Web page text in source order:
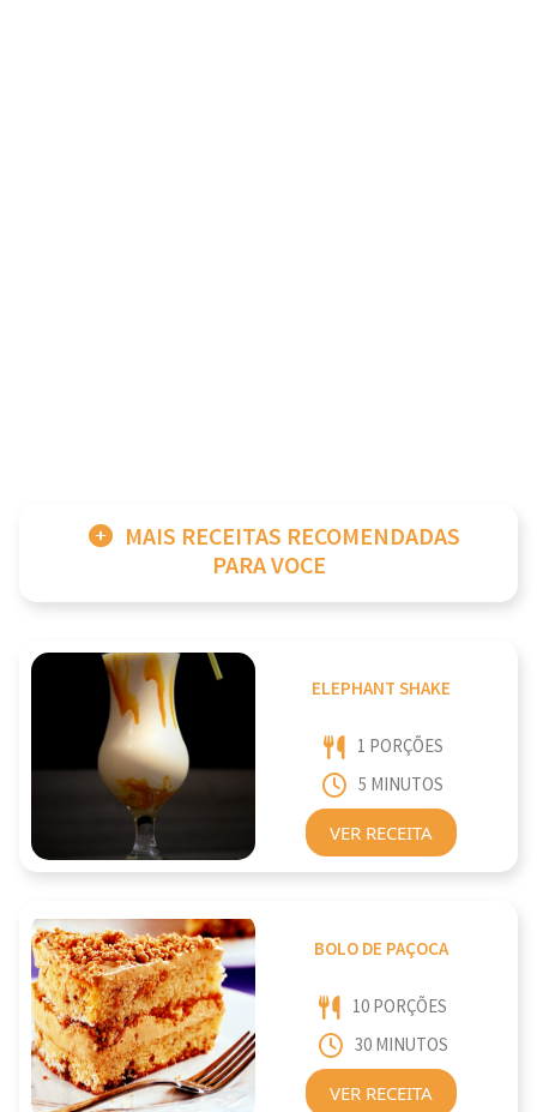
MAIS RECEITAS RECOMENDADAS
PARA VOCE
ELEPHANT SHAKE
1 PORÇÕES
5 MINUTOS
VER RECEITA
BOLO DE PAÇOCA
10 PORÇÕES
30 MINUTOS
VER RECEITA